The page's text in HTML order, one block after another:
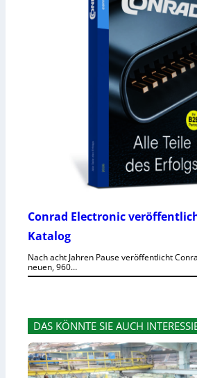
Conrad Electronic
Katalog
Nach acht Jahren Pause veröffentlicht
neuen, 960…
DAS KÖNNTE SIE AUCH